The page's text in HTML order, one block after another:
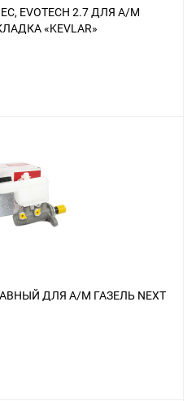
EVOTECH 2.7 ДЛЯ А/М
«KEVLAR»
ДЛЯ А/М ГАЗЕЛЬ NEXT